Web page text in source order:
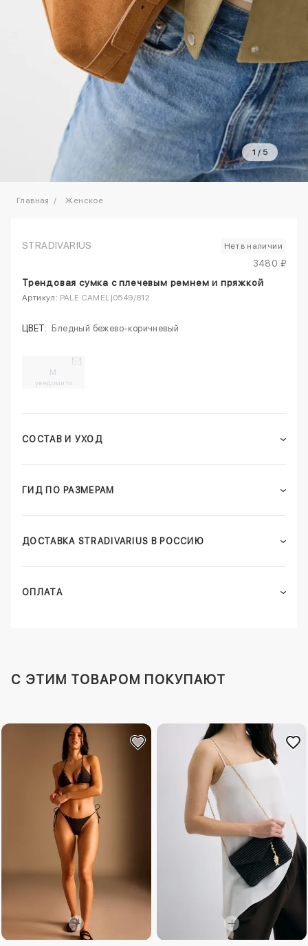
1 / 5
Главная Женское
STRADIVARIUS Нет в наличии
3480 ₽
Трендовая сумка с плечевым ремнем и пряжкой
Артикул: PALE CAMEL|0549/812
ЦВЕТ: Бледный бежево-коричневый
M
уведомить
СОСТАВ И УХОД
ГИД ПО РАЗМЕРАМ
ДОСТАВКА STRADIVARIUS В РОССИЮ
ОПЛАТА
C ЭТИМ ТОВАРОМ ПОКУПАЮТ